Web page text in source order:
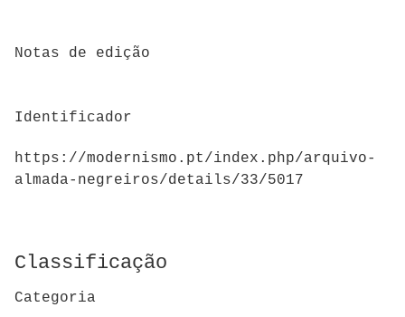
Notas de edição
Identificador
https://modernismo.pt/index.php/arquivo-
almada-negreiros/details/33/5017
Classificação
Categoria